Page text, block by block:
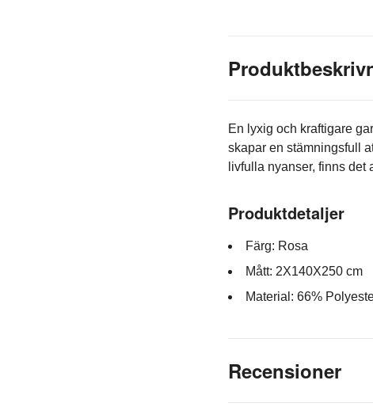
En lyxig och kraftigare
skapar en stämningsfull
livfulla nyanser, finns
Produktdetaljer
Färg: Rosa
Mått: 2X140X250 cm
Material: 66%
Recensioner